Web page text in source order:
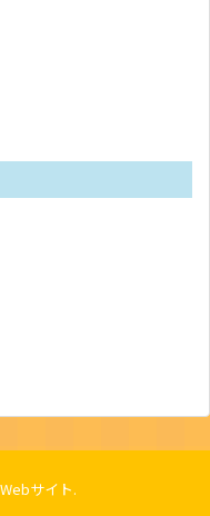
サイト.